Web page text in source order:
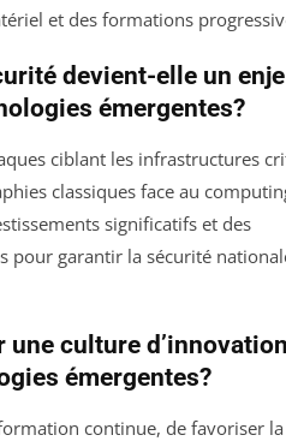
et des formations
devient-elle un
émergentes?
ciblant les infrastructures
classiques face au
significatifs et des
pour garantir la sécurité
une culture
émergentes?
continue, de favoriser la